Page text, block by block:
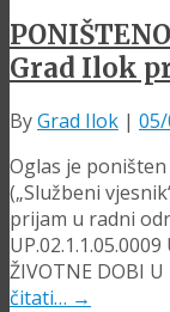
Grad Ilok
ByGrad Ilok |
Oglas je
(„Službeni
prijam u radni
ŽIVOTNE DOBI
čitati… →